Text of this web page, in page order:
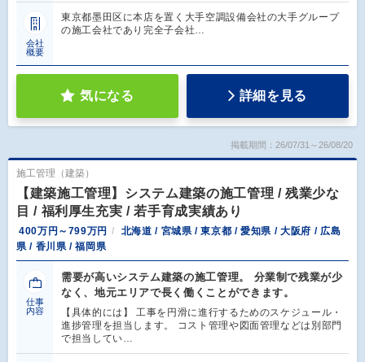
会社
概要
東京都墨田区に本店を置く大手空調設備会社の大手グループ
の施工会社であり完全子会社…
気になる 詳細を見る
掲載期間：26/07/31～26/08/20
施工管理（建築）
【建築施工管理】システム建築の施工管理 / 残業少な
目 / 福利厚生充実 / 若手育成実績あり
400万円～799万円
北海道 / 宮城県 / 東京都 / 愛知県 / 大阪府 / 広島
県 / 香川県 / 福岡県
仕事
内容
需要が高いシステム建築の施工管理。 分業制で残業が少
なく、地元エリアで長く働くことができます。
【具体的には】 工事を円滑に進行するためのスケジュール・
進捗管理を担当します。 コスト管理や図面管理などは別部門
で担当してい…